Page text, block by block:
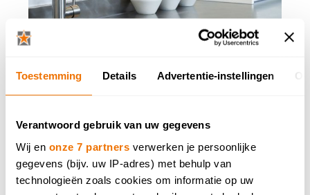
Toestemming Details Advertentie-instellingen
Verantwoord gebruik van uw gegevens
Wij en onze 7 partners verwerken je persoonlijke
gegevens (bijv. uw IP-adres) met behulp van
technologieën zoals cookies om informatie op uw
Onderhoud van werkblad in inox
In industriële keukens zweert men bij inox of roestvrij staal
omdat het uiterst hygiënisch is, zuurbestendig en goed
bestand tegen vocht en vet. Het vraagt wel een specifiek
reinigingsmiddel.
Meer lezen